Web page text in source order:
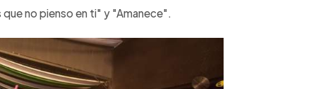
no pienso en ti" y "Amanece".